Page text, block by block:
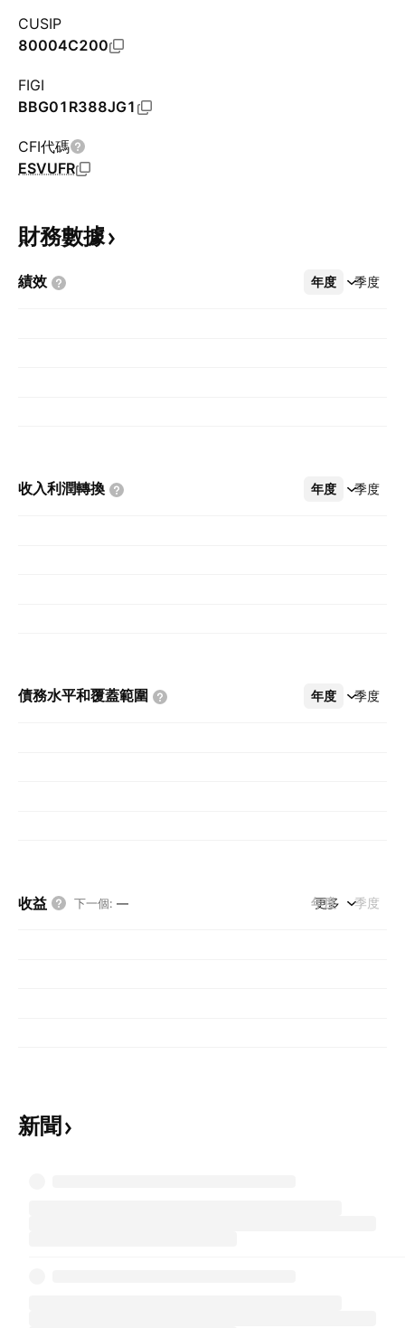
CUSIP
80004C200
FIGI
BBG01R388JG1
CFI代碼
ESVUFR
財務數據
績效 年度 季度
更多
收入利潤轉換 年度 季度
更多
債務水平和覆蓋範圍 年度 季度
更多
收益 下一個: — 年度 季度
更多
新聞